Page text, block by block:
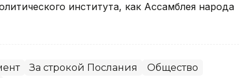
института, как Ассамблея народа
За строкой Послания
Общество